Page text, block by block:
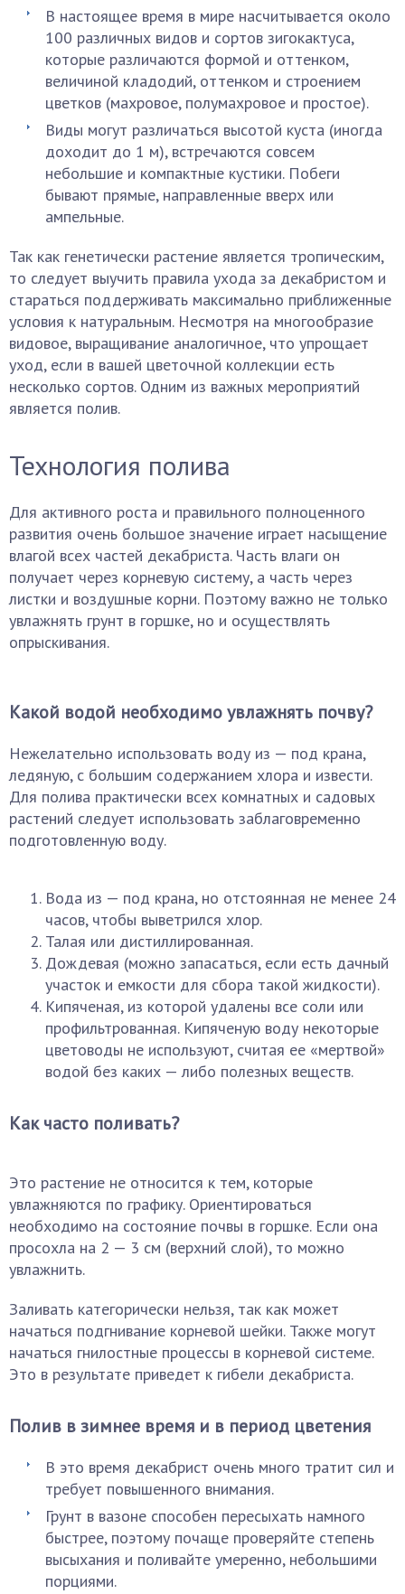
В настоящее время в мире насчитывается около
100 различных видов и сортов зигокактуса,
которые различаются формой и оттенком,
величиной кладодий, оттенком и строением
цветков (махровое, полумахровое и простое).
Виды могут различаться высотой куста (иногда
доходит до 1 м), встречаются совсем
небольшие и компактные кустики. Побеги
бывают прямые, направленные вверх или
ампельные.
Так как генетически растение является тропическим,
то следует выучить правила ухода за декабристом и
стараться поддерживать максимально приближенные
условия к натуральным. Несмотря на многообразие
видовое, выращивание аналогичное, что упрощает
уход, если в вашей цветочной коллекции есть
несколько сортов. Одним из важных мероприятий
является полив.
Технология полива
Для активного роста и правильного полноценного
развития очень большое значение играет насыщение
влагой всех частей декабриста. Часть влаги он
получает через корневую систему, а часть через
листки и воздушные корни. Поэтому важно не только
увлажнять грунт в горшке, но и осуществлять
опрыскивания.
Какой водой необходимо увлажнять почву?
Нежелательно использовать воду из — под крана,
ледяную, с большим содержанием хлора и извести.
Для полива практически всех комнатных и садовых
растений следует использовать заблаговременно
подготовленную воду.
Вода из — под крана, но отстоянная не менее 24
часов, чтобы выветрился хлор.
Талая или дистиллированная.
Дождевая (можно запасаться, если есть дачный
участок и емкости для сбора такой жидкости).
Кипяченая, из которой удалены все соли или
профильтрованная. Кипяченую воду некоторые
цветоводы не используют, считая ее «мертвой»
водой без каких — либо полезных веществ.
Как часто поливать?
Это растение не относится к тем, которые
увлажняются по графику. Ориентироваться
необходимо на состояние почвы в горшке. Если она
просохла на 2 — 3 см (верхний слой), то можно
увлажнить.
Заливать категорически нельзя, так как может
начаться подгнивание корневой шейки. Также могут
начаться гнилостные процессы в корневой системе.
Это в результате приведет к гибели декабриста.
Полив в зимнее время и в период цветения
В это время декабрист очень много тратит сил и
требует повышенного внимания.
Грунт в вазоне способен пересыхать намного
быстрее, поэтому почаще проверяйте степень
высыхания и поливайте умеренно, небольшими
порциями.